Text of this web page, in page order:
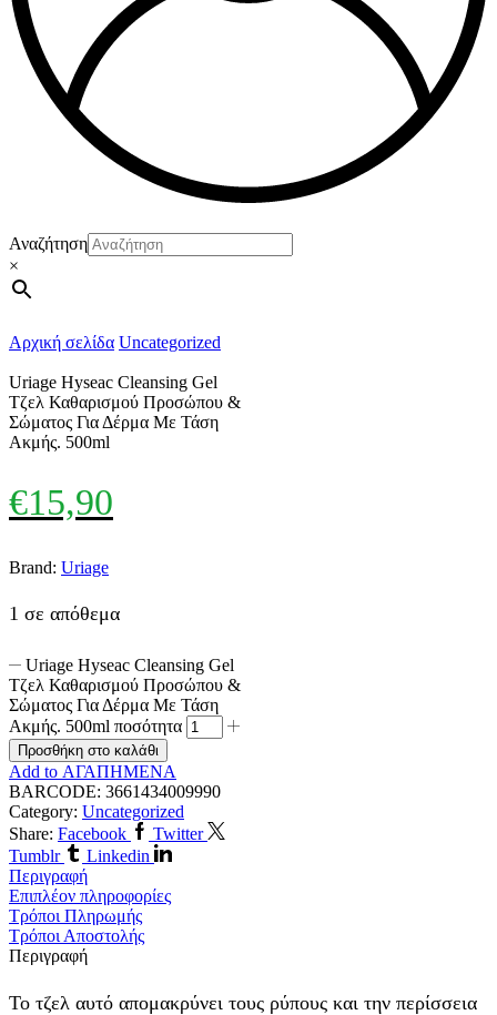
Αναζήτηση
×
Αρχική σελίδα Uncategorized
Uriage Hyseac Cleansing Gel
Τζελ Καθαρισμού Προσώπου &
Σώματος Για Δέρμα Με Τάση
Ακμής. 500ml
€15,90
Brand: Uriage
1 σε απόθεμα
Uriage Hyseac Cleansing Gel
Τζελ Καθαρισμού Προσώπου &
Σώματος Για Δέρμα Με Τάση
Ακμής. 500ml ποσότητα
Προσθήκη στο καλάθι
Add to ΑΓΑΠΗΜΕΝΑ
BARCODE: 3661434009990
Category: Uncategorized
Share: Facebook
Twitter
Tumblr
Linkedin
Περιγραφή
Επιπλέον πληροφορίες
Τρόποι Πληρωμής
Τρόποι Αποστολής
Περιγραφή
Το τζελ αυτό απομακρύνει τους ρύπους και την περίσσεια